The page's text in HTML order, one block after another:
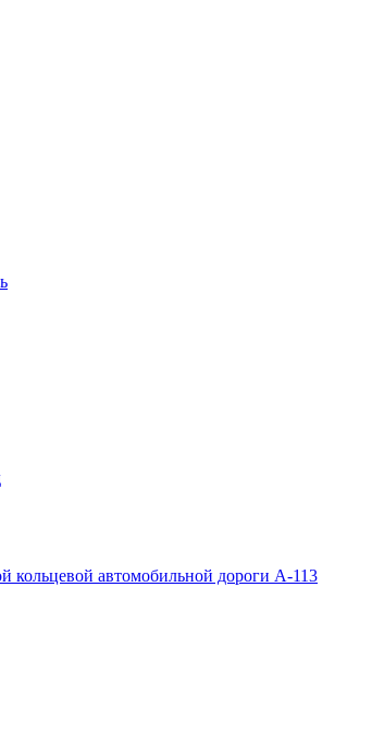
кольцевой автомобильной дороги А-113